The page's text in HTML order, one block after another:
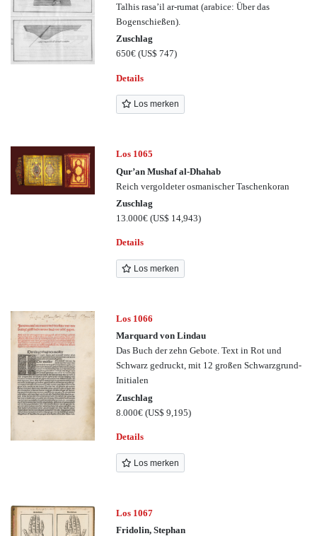
Talhis rasa’il ar-rumat (arabice: Über das
Bogenschießen).
Zuschlag
650€(US$ 747)
Details
Los merken
Los 1065
Qur’an Mushaf al-Dhahab
Reich vergoldeter osmanischer Taschenkoran
Zuschlag
13.000€(US$ 14,943)
Details
Los merken
Los 1066
Marquard von Lindau
Das Buch der zehn Gebote. Text in Rot und
Schwarz gedruckt, mit 12 großen Schwarzgrund-
Initialen
Zuschlag
8.000€(US$ 9,195)
Details
Los merken
Los 1067
Fridolin, Stephan